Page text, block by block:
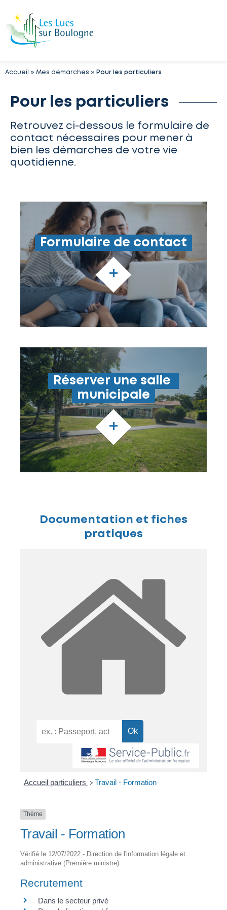
Accueil » Mes démarches » Pour les particuliers
Pour les particuliers
Retrouvez ci-dessous le formulaire de
contact nécessaires pour mener à
bien les démarches de votre vie
quotidienne.
Formulaire de contact
+
Réserver une salle
municipale
+
Documentation et fiches
pratiques
Accueil particuliers > Travail - Formation
Thème
Travail - Formation
Vérifié le 12/07/2022 - Direction de l'information légale et
administrative (Première ministre)
Recrutement
Dans le secteur privé